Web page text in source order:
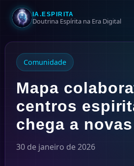
IA.ESPIRITA
Doutrina Espírita na Era Digital
Comunidade
Mapa
centros
chega a
30 de janeiro de 2026